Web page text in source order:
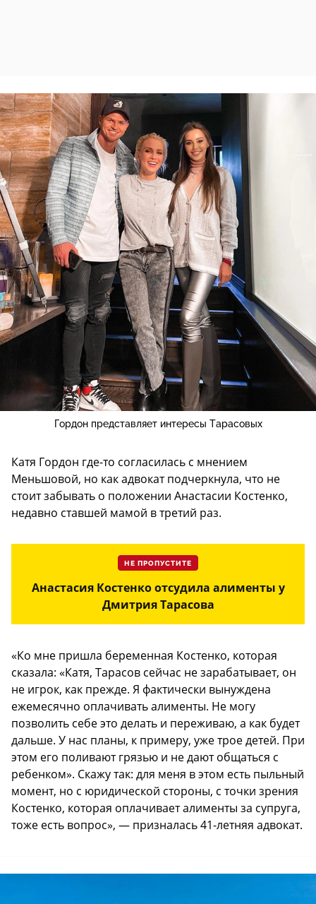
Гордон представляет интересы Тарасовых
Катя Гордон где-то согласилась с мнением
Меньшовой, но как адвокат подчеркнула, что не
стоит забывать о положении Анастасии Костенко,
недавно ставшей мамой в третий раз.
НЕ ПРОПУСТИТЕ
Анастасия Костенко отсудила алименты у
Дмитрия Тарасова
«Ко мне пришла беременная Костенко, которая
сказала: «Катя, Тарасов сейчас не зарабатывает, он
не игрок, как прежде. Я фактически вынуждена
ежемесячно оплачивать алименты. Не могу
позволить себе это делать и переживаю, а как будет
дальше. У нас планы, к примеру, уже трое детей. При
этом его поливают грязью и не дают общаться с
ребенком». Скажу так: для меня в этом есть пыльный
момент, но с юридической стороны, с точки зрения
Костенко, которая оплачивает алименты за супруга,
тоже есть вопрос», — призналась 41-летняя адвокат.